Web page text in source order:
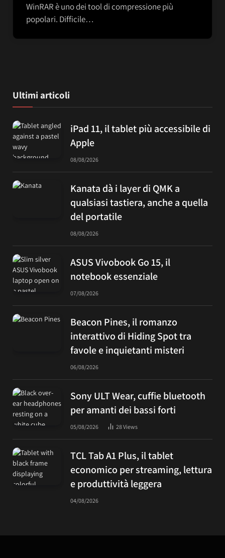
WinRAR è uno dei tool di compressione più
popolari. Difficile…
Ultimi articoli
iPad 11, il tablet più accessibile di
Apple
08/08/2026
Kanata dà i layer di QMK a
qualsiasi tastiera, anche a quella
del portatile
08/08/2026
ASUS Vivobook Go 15, il
notebook essenziale
07/08/2026
Beacon Pines, il romanzo
interattivo di Hiding Spot tra
favole e inquietanti misteri
06/08/2026
Sony ULT Wear, cuffie bluetooth
per amanti dei bassi forti
05/08/2026 28Views
TCL Tab A1 Plus, il tablet
economico per streaming, lettura
e produttività leggera
04/08/2026